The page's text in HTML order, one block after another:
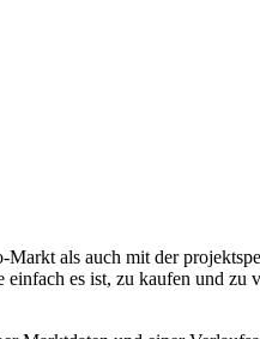
als auch mit der
es ist, zu kaufen und